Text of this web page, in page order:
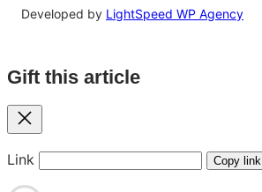
Developed by LightSpeed WP Agency
Gift this article
Close
Link Copy link